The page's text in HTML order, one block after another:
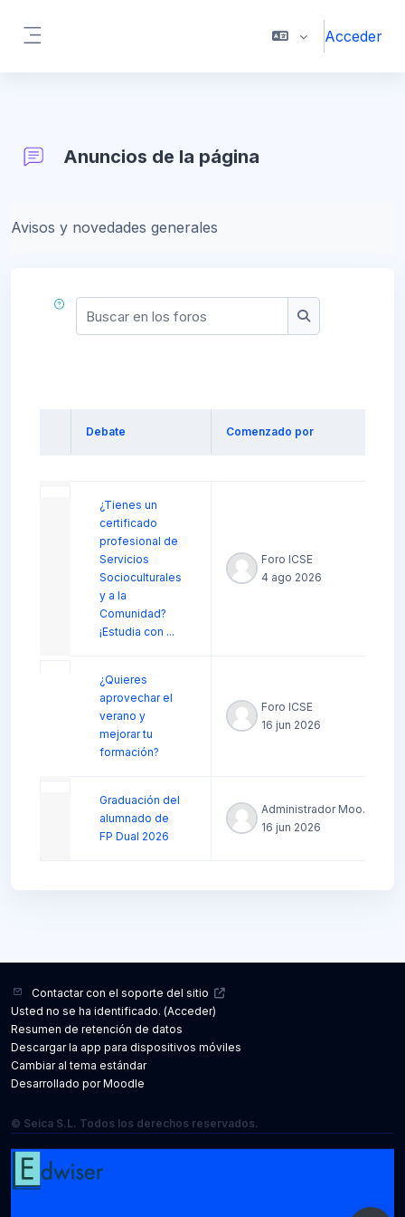
Acceder
Anuncios de la página
Avisos y novedades generales
Buscar en los foros
Buscar en los
Estado
Debate Comenzado por
¿Tienes un
certificado
profesional de
Servicios
Socioculturales
y a la
Comunidad?
¡Estudia con ...
Foro ICSE
4 ago 2026
¿Quieres
aprovechar el
verano y
mejorar tu
formación?
Foro ICSE
16 jun 2026
Graduación del
alumnado de
FP Dual 2026
Administrador Moodle
16 jun 2026
Contactar con el soporte del sitio
Usted no se ha identificado. (Acceder)
Resumen de retención de datos
Descargar la app para dispositivos móviles
Cambiar al tema estándar
Desarrollado porMoodle
© Seica S.L. Todos los derechos reservados.